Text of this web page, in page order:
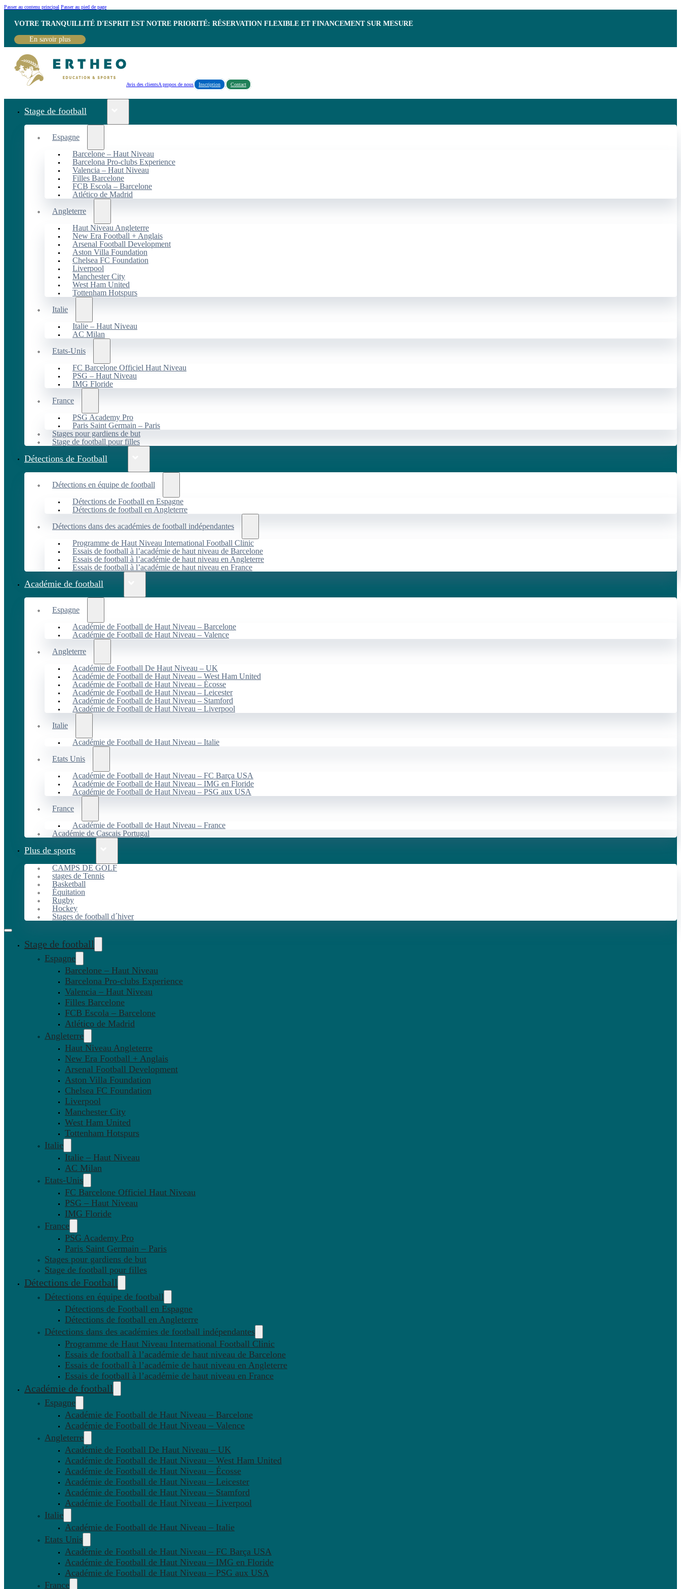
Passer au contenu principal Passer au pied de page
VOTRE TRANQUILLITÉ D'ESPRIT EST NOTRE PRIORITÉ: RÉSERVATION FLEXIBLE ET FINANCEMENT SUR MESURE
En savoir plus
Avis des clientsA propos de nous Inscription Contact
Stage de football
Espagne
Barcelone – Haut Niveau
Barcelona Pro-clubs Experience
Valencia – Haut Niveau
Filles Barcelone
FCB Escola – Barcelone
Atlético de Madrid
Angleterre
Haut Niveau Angleterre
New Era Football + Anglais
Arsenal Football Development
Aston Villa Foundation
Chelsea FC Foundation
Liverpool
Manchester City
West Ham United
Tottenham Hotspurs
Italie
Italie – Haut Niveau
AC Milan
Etats-Unis
FC Barcelone Officiel Haut Niveau
PSG – Haut Niveau
IMG Floride
France
PSG Academy Pro
Paris Saint Germain – Paris
Stages pour gardiens de but
Stage de football pour filles
Détections de Football
Détections en équipe de football
Détections de Football en Espagne
Détections de football en Angleterre
Détections dans des académies de football indépendantes
Programme de Haut Niveau International Football Clinic
Essais de football à l’académie de haut niveau de Barcelone
Essais de football à l’académie de haut niveau en Angleterre
Essais de football à l’académie de haut niveau en France
Académie de football
Espagne
Académie de Football de Haut Niveau – Barcelone
Académie de Football de Haut Niveau – Valence
Angleterre
Académie de Football De Haut Niveau – UK
Académie de Football de Haut Niveau – West Ham United
Académie de Football de Haut Niveau – Écosse
Académie de Football de Haut Niveau – Leicester
Académie de Football de Haut Niveau – Stamford
Académie de Football de Haut Niveau – Liverpool
Italie
Académie de Football de Haut Niveau – Italie
Etats Unis
Académie de Football de Haut Niveau – FC Barça USA
Académie de Football de Haut Niveau – IMG en Floride
Académie de Football de Haut Niveau – PSG aux USA
France
Académie de Football de Haut Niveau – France
Académie de Cascais Portugal
Plus de sports
CAMPS DE GOLF
stages de Tennis
Basketball
Équitation
Rugby
Hockey
Stages de football d´hiver
Stage de football
Espagne
Barcelone – Haut Niveau
Barcelona Pro-clubs Experience
Valencia – Haut Niveau
Filles Barcelone
FCB Escola – Barcelone
Atlético de Madrid
Angleterre
Haut Niveau Angleterre
New Era Football + Anglais
Arsenal Football Development
Aston Villa Foundation
Chelsea FC Foundation
Liverpool
Manchester City
West Ham United
Tottenham Hotspurs
Italie
Italie – Haut Niveau
AC Milan
Etats-Unis
FC Barcelone Officiel Haut Niveau
PSG – Haut Niveau
IMG Floride
France
PSG Academy Pro
Paris Saint Germain – Paris
Stages pour gardiens de but
Stage de football pour filles
Détections de Football
Détections en équipe de football
Détections de Football en Espagne
Détections de football en Angleterre
Détections dans des académies de football indépendantes
Programme de Haut Niveau International Football Clinic
Essais de football à l’académie de haut niveau de Barcelone
Essais de football à l’académie de haut niveau en Angleterre
Essais de football à l’académie de haut niveau en France
Académie de football
Espagne
Académie de Football de Haut Niveau – Barcelone
Académie de Football de Haut Niveau – Valence
Angleterre
Académie de Football De Haut Niveau – UK
Académie de Football de Haut Niveau – West Ham United
Académie de Football de Haut Niveau – Écosse
Académie de Football de Haut Niveau – Leicester
Académie de Football de Haut Niveau – Stamford
Académie de Football de Haut Niveau – Liverpool
Italie
Académie de Football de Haut Niveau – Italie
Etats Unis
Académie de Football de Haut Niveau – FC Barça USA
Académie de Football de Haut Niveau – IMG en Floride
Académie de Football de Haut Niveau – PSG aux USA
France